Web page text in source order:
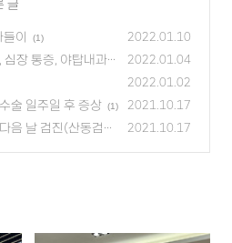
글
이
(1) 2022.01.10
장 통증, 야탑내과
2022.01.04
2022.01.02
술 일주일 후 증상 (1) 2021.10.17
음 날 검진(산동검
2021.10.17